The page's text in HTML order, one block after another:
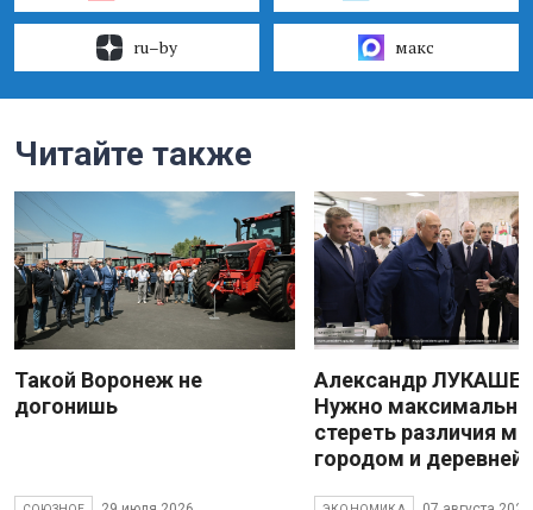
ru–by макс
Читайте также
Такой Воронеж не
догонишь
Александр
Нужно максимально
стереть различия
городом и деревней